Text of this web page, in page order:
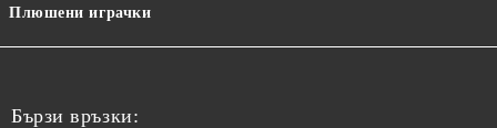
Плюшени играчки
Бързи връзки: